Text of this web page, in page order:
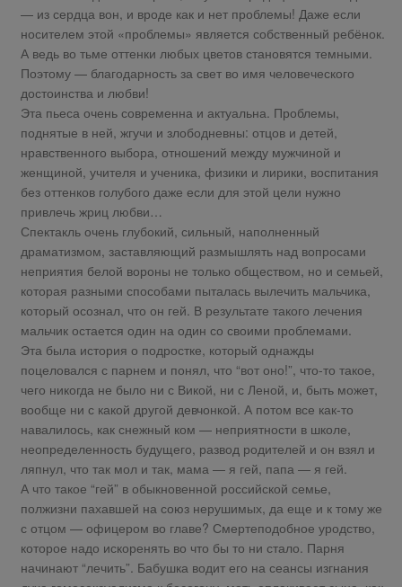
— из сердца вон, и вроде как и нет проблемы! Даже если
носителем этой «проблемы» является собственный ребёнок.
А ведь во тьме оттенки любых цветов становятся темными.
Поэтому — благодарность за свет во имя человеческого
достоинства и любви!
Эта пьеса очень современна и актуальна. Проблемы,
поднятые в ней, жгучи и злободневны: отцов и детей,
нравственного выбора, отношений между мужчиной и
женщиной, учителя и ученика, физики и лирики, воспитания
без оттенков голубого даже если для этой цели нужно
привлечь жриц любви…
Спектакль очень глубокий, сильный, наполненный
драматизмом, заставляющий размышлять над вопросами
неприятия белой вороны не только обществом, но и семьей,
которая разными способами пыталась вылечить мальчика,
который осознал, что он гей. В результате такого лечения
мальчик остается один на один со своими проблемами.
Эта была история о подростке, который однажды
поцеловался с парнем и понял, что “вот оно!”, что-то такое,
чего никогда не было ни с Викой, ни с Леной, и, быть может,
вообще ни с какой другой девчонкой. А потом все как-то
навалилось, как снежный ком — неприятности в школе,
неопределенность будущего, развод родителей и он взял и
ляпнул, что так мол и так, мама — я гей, папа — я гей.
А что такое “гей” в обыкновенной российской семье,
полжизни пахавшей на союз нерушимых, да еще и к тому же
с отцом — офицером во главе? Смертеподобное уродство,
которое надо искоренять во что бы то ни стало. Парня
начинают “лечить”. Бабушка водит его на сеансы изгнания